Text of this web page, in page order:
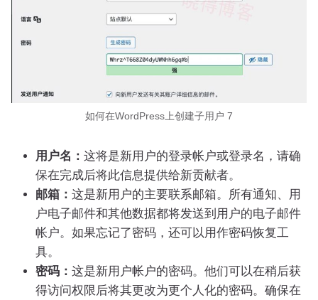
如何在WordPress上创建子用户 7
用户名： 这将是新用户的登录帐户或登录名，请确
保在完成后将此信息提供给新贡献者。
邮箱： 这是新用户的主要联系邮箱。所有通知、用
户电子邮件和其他数据都将发送到用户的电子邮件
帐户。如果忘记了密码，还可以用作密码恢复工
具。
密码： 这是新用户帐户的密码。他们可以在稍后获
得访问权限后将其更改为更个人化的密码。确保在